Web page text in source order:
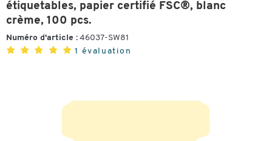
étiquetables, papier certifié FSC®, blanc
crème, 100 pcs.
Numéro d'article : 46037-SW81
1 évaluation